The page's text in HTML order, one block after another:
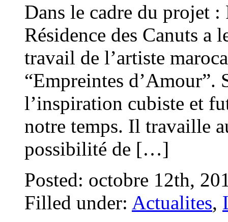
Dans le cadre du projet
Résidence des Canuts a
travail de l’artiste
“Empreintes d’Amour”.
l’inspiration cubiste et
notre temps. Il travaille
possibilité de […]
Posted: octobre 12th,
Filled under: Actualites,